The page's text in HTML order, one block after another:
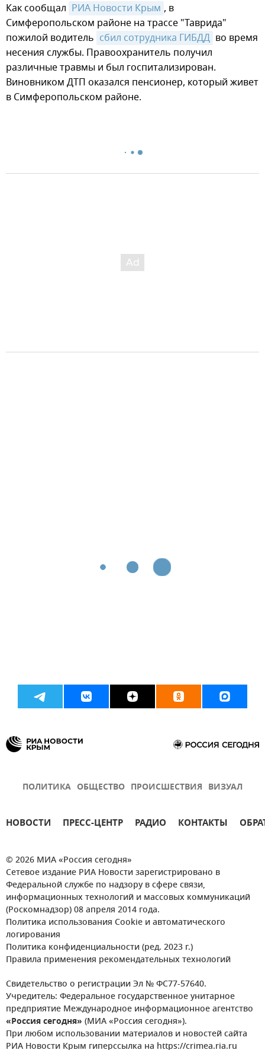
Как сообщал РИА Новости Крым , в
Симферопольском районе на трассе "Таврида"
пожилой водитель сбил сотрудника ГИБДД во время
несения службы. Правоохранитель получил
различные травмы и был госпитализирован.
Виновником ДТП оказался пенсионер, который живет
в Симферопольском районе.
ПОЛИТИКА ОБЩЕСТВО ПРОИСШЕСТВИЯ ВИЗУАЛ
НОВОСТИ ПРЕСС-ЦЕНТР РАДИО КОНТАКТЫ
© 2026 МИА «Россия сегодня»
Сетевое издание РИА Новости зарегистрировано в
Федеральной службе по надзору в сфере связи,
информационных технологий и массовых коммуникаций
(Роскомнадзор) 08 апреля 2014 года.
Политика использования Cookie и автоматического
логирования
Политика конфиденциальности (ред. 2023 г.)
Правила применения рекомендательных технологий
Свидетельство о регистрации Эл № ФС77-57640.
Учредитель: Федеральное государственное унитарное
предприятие Международное информационное агентство
«Россия сегодня» (МИА «Россия сегодня»).
При любом использовании материалов и новостей сайта
РИА Новости Крым гиперссылка на https://crimea.ria.ru